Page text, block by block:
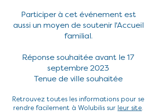
Participer à cet événement est
aussi un moyen de soutenir l'Accueil
familial.
Réponse souhaitée avant le 17
septembre 2023
Tenue de ville souhaitée
Retrouvez toutes les informations pour se
rendre facilement à Wolubilis sur leur site